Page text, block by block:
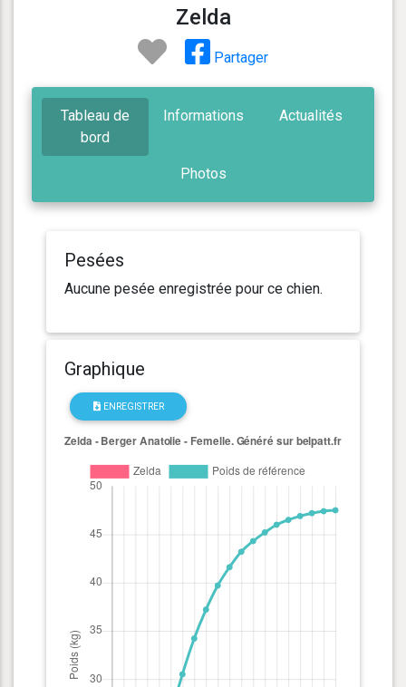
Zelda
Partager
Tableau de
bord
Informations Actualités
Photos
Pesées
Aucune pesée enregistrée pour ce chien.
Graphique
ENREGISTRER